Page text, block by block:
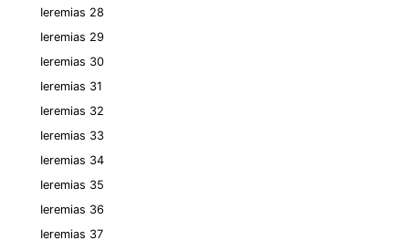
Ieremias 28
Ieremias 29
Ieremias 30
Ieremias 31
Ieremias 32
Ieremias 33
Ieremias 34
Ieremias 35
Ieremias 36
Ieremias 37